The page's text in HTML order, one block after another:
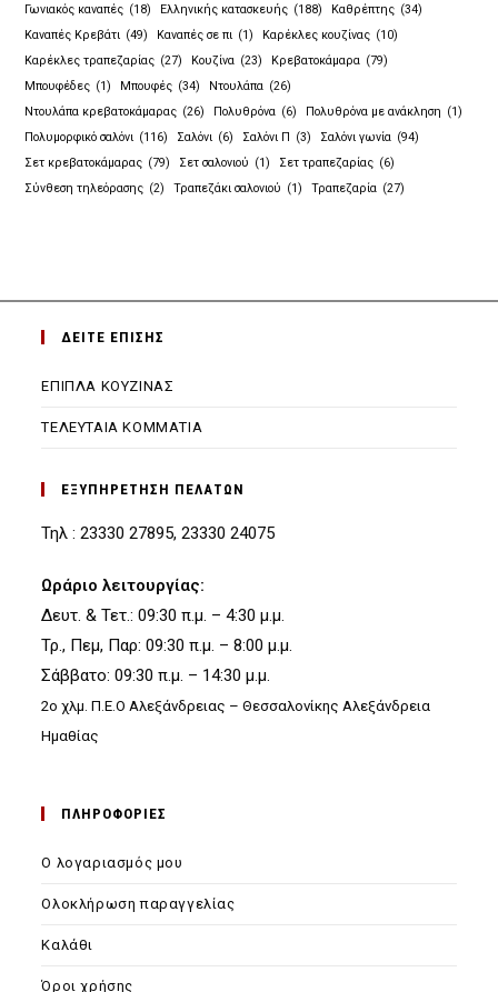
new
tab
new
tab
new
tab
new
tab
Γωνιακός καναπές (18) Ελληνικής κατασκευής (188) Καθρέπτης (34)
Καναπές Κρεβάτι (49) Καναπές σε πι (1) Καρέκλες κουζίνας (10)
Καρέκλες τραπεζαρίας (27) Κουζίνα (23) Κρεβατοκάμαρα (79)
Μπουφέδες (1) Μπουφές (34) Ντουλάπα (26)
Ντουλάπα κρεβατοκάμαρας (26) Πολυθρόνα (6) Πολυθρόνα με ανάκληση (1)
Πολυμορφικό σαλόνι (116) Σαλόνι (6) Σαλόνι Π (3) Σαλόνι γωνία (94)
Σετ κρεβατοκάμαρας (79) Σετ σαλονιού (1) Σετ τραπεζαρίας (6)
Σύνθεση τηλεόρασης (2) Τραπεζάκι σαλονιού (1) Τραπεζαρία (27)
ΔΕΙΤΕ ΕΠΙΣΗΣ
ΕΠΙΠΛΑ ΚΟΥΖΙΝΑΣ
ΤΕΛΕΥΤΑΙΑ ΚΟΜΜΑΤΙΑ
ΕΞΥΠΗΡΕΤΗΣΗ ΠΕΛΑΤΩΝ
Τηλ : 23330 27895, 23330 24075
Ωράριο λειτουργίας:
Δευτ. & Τετ.: 09:30 π.μ. – 4:30 μ.μ.
Τρ., Πεμ, Παρ: 09:30 π.μ. – 8:00 μ.μ.
Σάββατο: 09:30 π.μ. – 14:30 μ.μ.
2ο χλμ. Π.Ε.Ο Αλεξάνδρειας – Θεσσαλονίκης Αλεξάνδρεια
Ημαθίας
ΠΛΗΡΟΦΟΡΙΕΣ
Ο λογαριασμός μου
Ολοκλήρωση παραγγελίας
Καλάθι
Όροι χρήσης